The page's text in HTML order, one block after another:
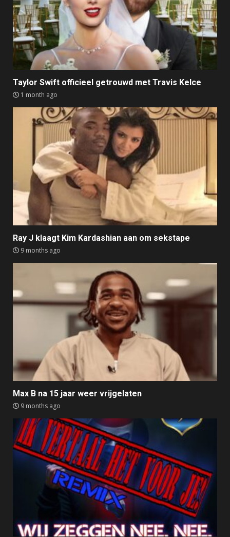
Taylor Swift officieel getrouwd met Travis Kelce
1 month ago
Ray J klaagt Kim Kardashian aan om sekstape
9 months ago
Max B na 15 jaar weer vrijgelaten
9 months ago